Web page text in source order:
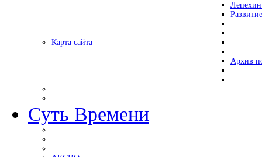
Карта сайта
Архив
Суть Времени